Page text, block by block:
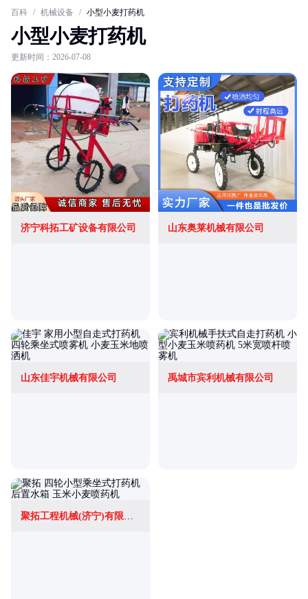
百科 / 机械设备 / 小型小麦打药机
小型小麦打药机
更新时间：2026-07-08
济宁科拓工矿设备有限公司 山东奥莱机械有限公司
山东佳宇机械有限公司 禹城市宾利机械有限公司
聚拓工程机械(济宁)有限公司